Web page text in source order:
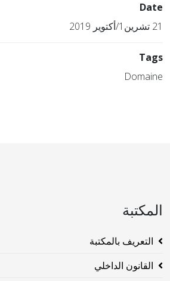
Date
21 تشرين1/أكتوير 2019
Tags
Domaine
المكتبة
التعريف بالمكتبة
القانون الداخلي